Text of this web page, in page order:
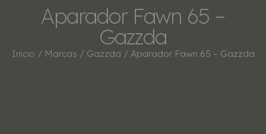
Aparador Fawn 65 –
Gazzda
Inicio / Marcas / Gazzda / Aparador Fawn 65 – Gazzda